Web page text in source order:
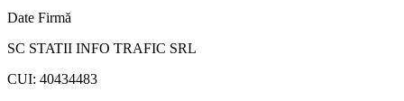
Date Firmă
SC STATII INFO TRAFIC SRL
CUI: 40434483